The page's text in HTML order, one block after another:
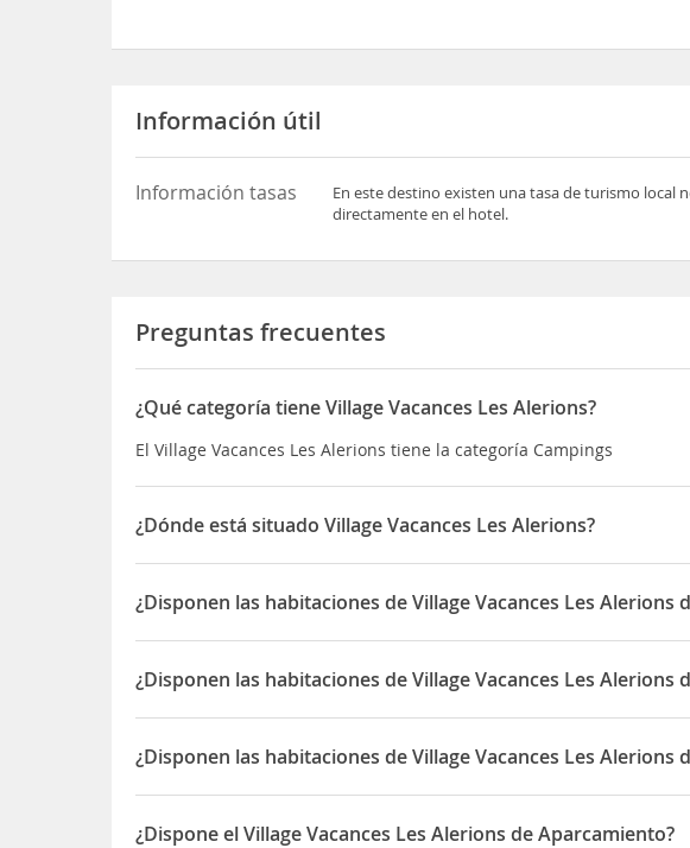
Información útil
Información tasas
En este destino existen una tasa de turismo local
directamente en el hotel.
Preguntas frecuentes
¿Qué categoría tiene Village Vacances Les Alerions?
El Village Vacances Les Alerions tiene la categoría Campings
¿Dónde está situado Village Vacances Les Alerions?
El Village Vacances Les Alerions está situado en 496 route de Bluffy
¿Disponen las habitaciones de Village Vacances Les Alerions
Sí, las habitaciones del Village Vacances Les Alerions disponen de
¿Disponen las habitaciones de Village Vacances Les Alerions
Sí, las habitaciones del Village Vacances Les Alerions disponen de
¿Disponen las habitaciones de Village Vacances Les Alerions
Sí, las habitaciones del Village Vacances Les Alerions disponen de
¿Dispone el Village Vacances Les Alerions de Aparcamiento?